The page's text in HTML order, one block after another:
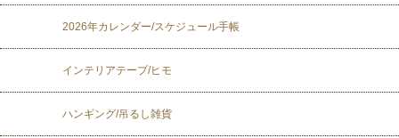
2026年カレンダー/スケジュール手帳
インテリアテープ/ヒモ
ハンギング/吊るし雑貨